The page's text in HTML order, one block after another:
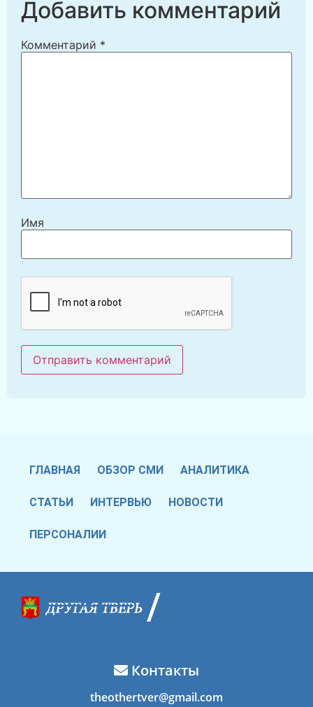
Добавить комментарий
Комментарий *
Имя
ГЛАВНАЯ ОБЗОР СМИ АНАЛИТИКА
СТАТЬИ ИНТЕРВЬЮ НОВОСТИ
ПЕРСОНАЛИИ
Контакты
theothertver@gmail.com